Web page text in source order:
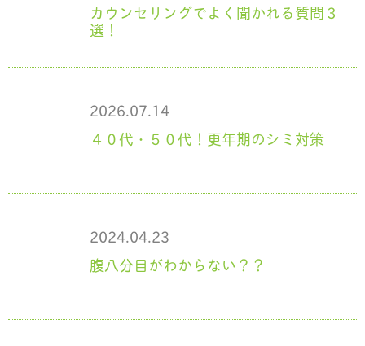
カウンセリングでよく聞かれる質問３
選！
2026.07.14
４０代・５０代！更年期のシミ対策
2024.04.23
腹八分目がわからない？？